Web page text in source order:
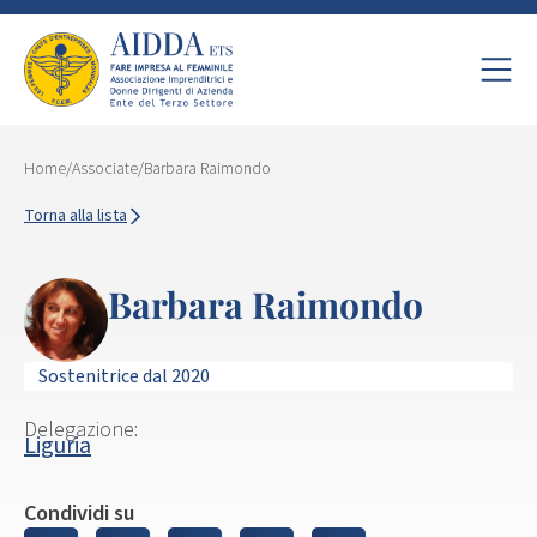
Home/Associate/Barbara Raimondo
Torna alla lista
Barbara Raimondo
Sostenitrice dal 2020
Delegazione:
Liguria
Condividi su